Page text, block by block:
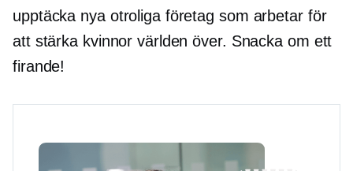
upptäcka nya otroliga företag som arbetar för
att stärka kvinnor världen över. Snacka om ett
firande!